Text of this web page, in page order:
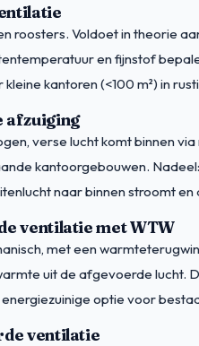
roosters. Voldoet in theorie
en fijnstof
kantoren (<100 m²) in
afzuiging
verse lucht komt binnen
kantoorgebouwen.
naar binnen stroomt
ventilatie met WTW
met een
uit de afgevoerde lucht.
optie voor
ventilatie